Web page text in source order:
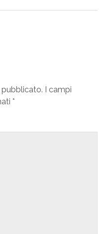
pubblicato. I campi
*